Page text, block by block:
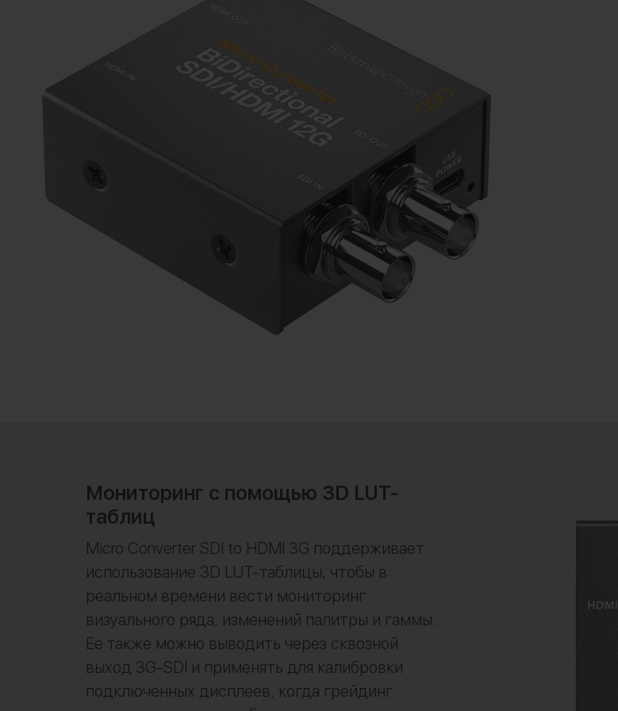
Мониторинг с помощью 3D LUT-
таблиц
Micro Converter SDI to HDMI 3G поддерживает
использование 3D LUT-таблицы, чтобы в
реальном времени вести мониторинг
визуального ряда, изменений палитры и гаммы.
Ее также можно выводить через сквозной
выход 3G-SDI и применять для калибровки
подключенных дисплеев, когда грейдинг